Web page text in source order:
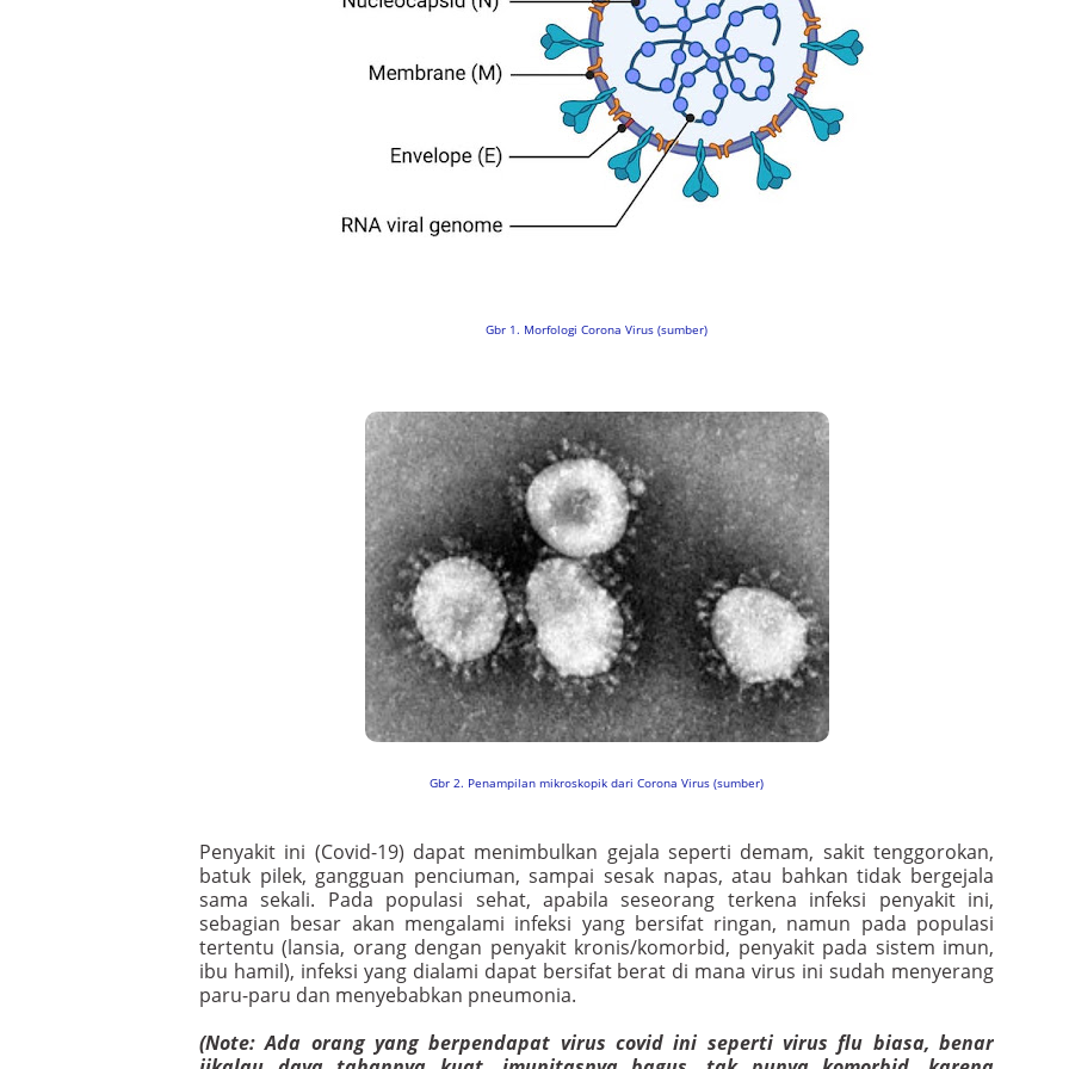
Gbr 1. Morfologi Corona Virus (sumber)
Gbr 2. Penampilan mikroskopik dari Corona Virus (sumber)
Penyakit ini (Covid-19) dapat menimbulkan gejala seperti demam, sakit tenggorokan,
batuk pilek, gangguan penciuman, sampai sesak napas, atau bahkan tidak bergejala
sama sekali. Pada populasi sehat, apabila seseorang terkena infeksi penyakit ini,
sebagian besar akan mengalami infeksi yang bersifat ringan, namun pada populasi
tertentu (lansia, orang dengan penyakit kronis/komorbid, penyakit pada sistem imun,
ibu hamil), infeksi yang dialami dapat bersifat berat di mana virus ini sudah menyerang
paru-paru dan menyebabkan pneumonia.
(Note: Ada orang yang berpendapat virus covid ini seperti virus flu biasa, benar